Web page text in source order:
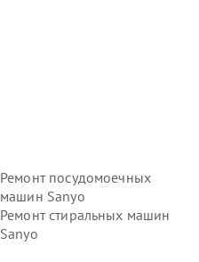
Ремонт посудомоечных
машин Sanyo
Ремонт стиральных машин
Sanyo